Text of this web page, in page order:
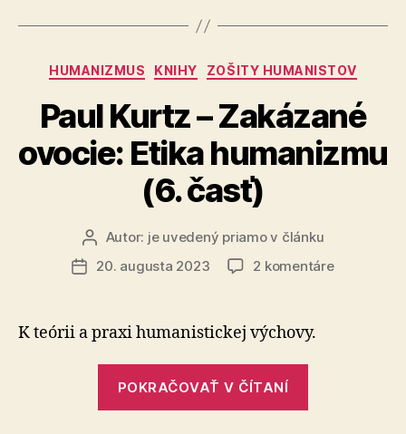
časť)“
Kategórie
HUMANIZMUS KNIHY ZOŠITY HUMANISTOV
Paul Kurtz – Zakázané
ovocie: Etika humanizmu
(6. časť)
Autor
článku
Autor: je uvedený priamo v článku
Dátum
20. augusta 2023 2 komentárena
K teórii a praxi humanistickej výchovy.
POKRAČOVAŤ V ČÍTANÍ